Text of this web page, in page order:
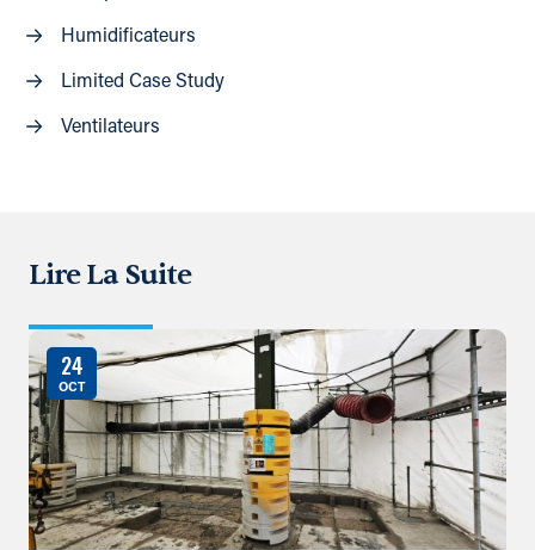
Humidificateurs
Limited Case Study
Ventilateurs
Lire La Suite
24
OCT